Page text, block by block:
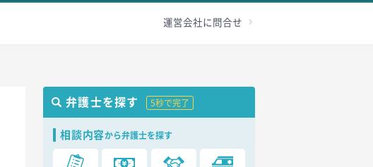
運営会社に問合せ
弁護士を探す 5秒で完了
相談内容から弁護士を探す